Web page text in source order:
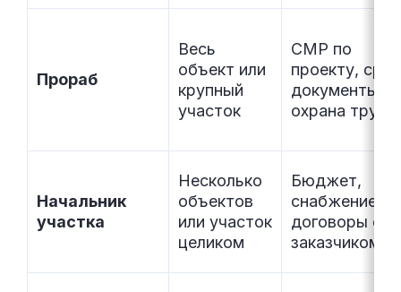
Прораб
Весь
объект или
крупный
участок
СМР по
проекту,
документы,
охрана труда
Начальник
участка
Несколько
объектов
или участок
целиком
Бюджет,
снабжение,
договоры с
заказчиком